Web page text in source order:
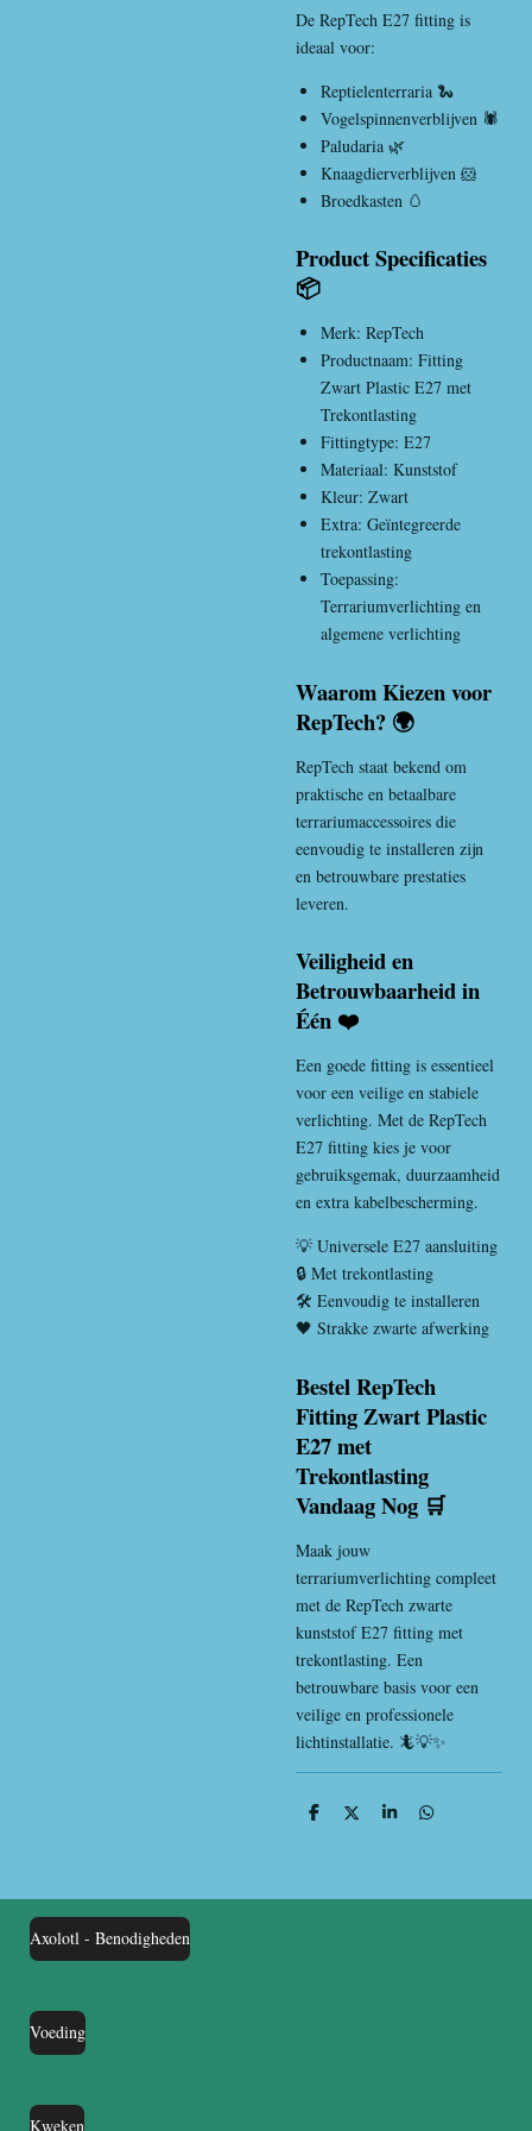
De RepTech E27 fitting is
ideaal voor:
Reptielenterraria 🐍
Vogelspinnenverblijven 🕷️
Paludaria 🌿
Knaagdierverblijven 🐹
Broedkasten 🥚
Product Specificaties
📦
Merk: RepTech
Productnaam: Fitting
Zwart Plastic E27 met
Trekontlasting
Fittingtype: E27
Materiaal: Kunststof
Kleur: Zwart
Extra: Geïntegreerde
trekontlasting
Toepassing:
Terrariumverlichting en
algemene verlichting
Waarom Kiezen voor
RepTech? 🌍
RepTech staat bekend om
praktische en betaalbare
terrariumaccessoires die
eenvoudig te installeren zijn
en betrouwbare prestaties
leveren.
Veiligheid en
Betrouwbaarheid in
Één ❤️
Een goede fitting is essentieel
voor een veilige en stabiele
verlichting. Met de RepTech
E27 fitting kies je voor
gebruiksgemak, duurzaamheid
en extra kabelbescherming.
💡 Universele E27 aansluiting
🔒 Met trekontlasting
🛠️ Eenvoudig te installeren
🖤 Strakke zwarte afwerking
Bestel RepTech
Fitting Zwart Plastic
E27 met
Trekontlasting
Vandaag Nog 🛒
Maak jouw
terrariumverlichting compleet
met de RepTech zwarte
kunststof E27 fitting met
trekontlasting. Een
betrouwbare basis voor een
veilige en professionele
lichtinstallatie. 🦎💡✨
D
D
S
D
Axolotl - Benodigheden
Voeding
Kweken